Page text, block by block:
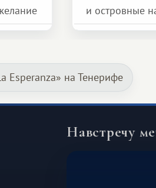
что-то
и островные
возможности
и Африка —
способен
Esperanza» на Тенерифе
Навстречу